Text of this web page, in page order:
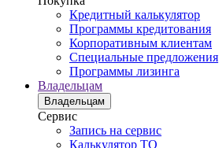
Кредитный калькулятор
Программы кредитования
Корпоративным клиентам
Специальные предложения
Программы лизинга
Владельцам
Владельцам
Сервис
Запись на сервис
Калькулятор ТО